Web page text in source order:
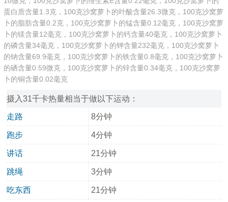
蛋白质含量1.3克，100克沙窝萝卜的叶酸含量26.3微克，100克沙窝萝
卜的脂肪含量0.2克，100克沙窝萝卜的锰含量0.12毫克，100克沙窝萝
卜的镁含量12毫克，100克沙窝萝卜的钙含量40毫克，100克沙窝萝卜
的磷含量34毫克，100克沙窝萝卜的钾含量232毫克，100克沙窝萝卜
的钠含量69.9毫克，100克沙窝萝卜的铁含量0.8毫克，100克沙窝萝卜
的硒含量0.59微克，100克沙窝萝卜的锌含量0.34毫克，100克沙窝萝
卜的铜含量0.02毫克
摄入31千卡热量相当于做以下运动：
走路 8分钟
跑步 4分钟
讲话 21分钟
跳绳 3分钟
吃东西 21分钟